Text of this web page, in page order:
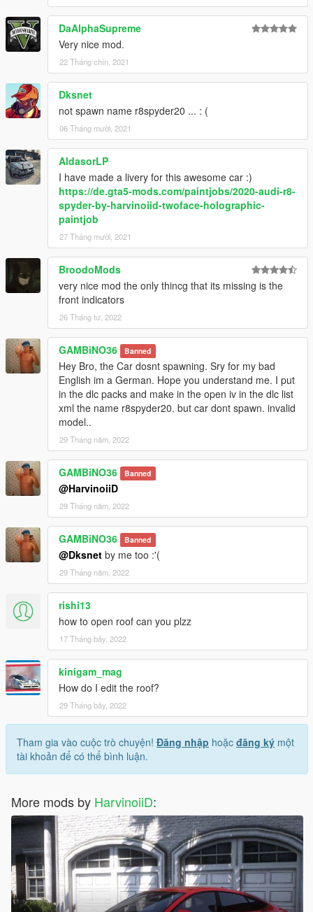
DaAlphaSupreme
Very nice mod.
22 Tháng chín, 2021
Dksnet
not spawn name r8spyder20 ... : (
06 Tháng mười, 2021
AldasorLP
I have made a livery for this awesome car :)
https://de.gta5-mods.com/paintjobs/2020-audi-r8-
spyder-by-harvinoiid-twoface-holographic-
paintjob
27 Tháng mười, 2021
BroodoMods
very nice mod the only thincg that its missing is the
front indicators
26 Tháng tư, 2022
GAMBiNO36 Banned
Hey Bro, the Car dosnt spawning. Sry for my bad
English im a German. Hope you understand me. I put
in the dlc packs and make in the open iv in the dlc list
xml the name r8spyder20. but car dont spawn. invalid
model..
29 Tháng năm, 2022
GAMBiNO36 Banned
@HarvinoiiD
29 Tháng năm, 2022
GAMBiNO36 Banned
@Dksnet by me too :'(
29 Tháng năm, 2022
rishi13
how to open roof can you plzz
17 Tháng bảy, 2022
kinigam_mag
How do I edit the roof?
29 Tháng bảy, 2022
Tham gia vào cuộc trò chuyện! Đăng nhập hoặc đăng ký một
tài khoản để có thể bình luận.
More mods by HarvinoiiD: